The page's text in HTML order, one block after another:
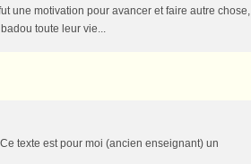
une motivation pour avancer et faire autre chose,
toute leur vie...
texte est pour moi (ancien enseignant) un